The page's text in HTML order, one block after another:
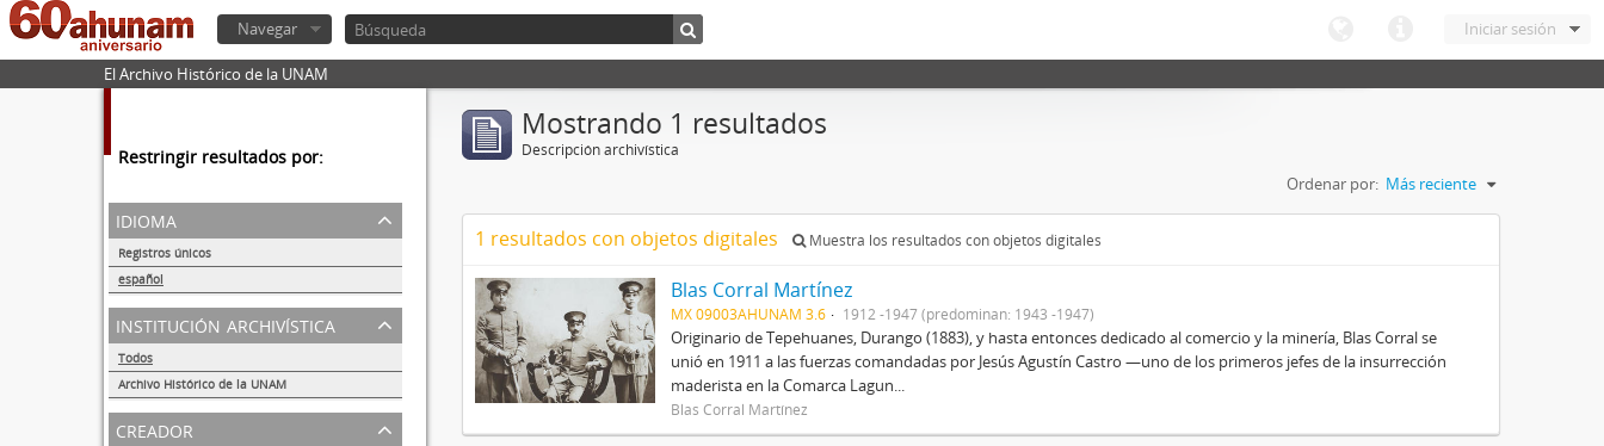
Iniciar sesión
Navegar
El Archivo Histórico de la UNAM
Restringir resultados por:
idioma
Registros únicos
español
1
institución archivística
Todos
Archivo Histórico de la UNAM
1
creador
Mostrando 1 resultados
Descripción archivística
Ordenar por: Más reciente
1 resultados con objetos digitales Muestra los resultados con objetos digitales
Blas Corral Martínez
MX 09003AHUNAM 3.6 1912 -1947 (predominan: 1943 -1947)
Originario de Tepehuanes, Durango (1883), y hasta entonces dedicado al comercio y la minería, Blas Corral se
unió en 1911 a las fuerzas comandadas por Jesús Agustín Castro —uno de los primeros jefes de la insurrección
maderista en la Comarca Lagun...
Blas Corral Martínez